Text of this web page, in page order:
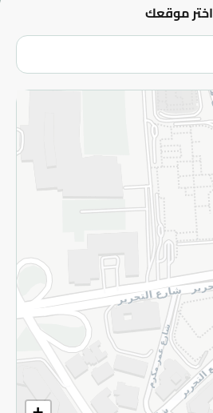
اختر موقعك
الفروع
سياسة الاستخدام